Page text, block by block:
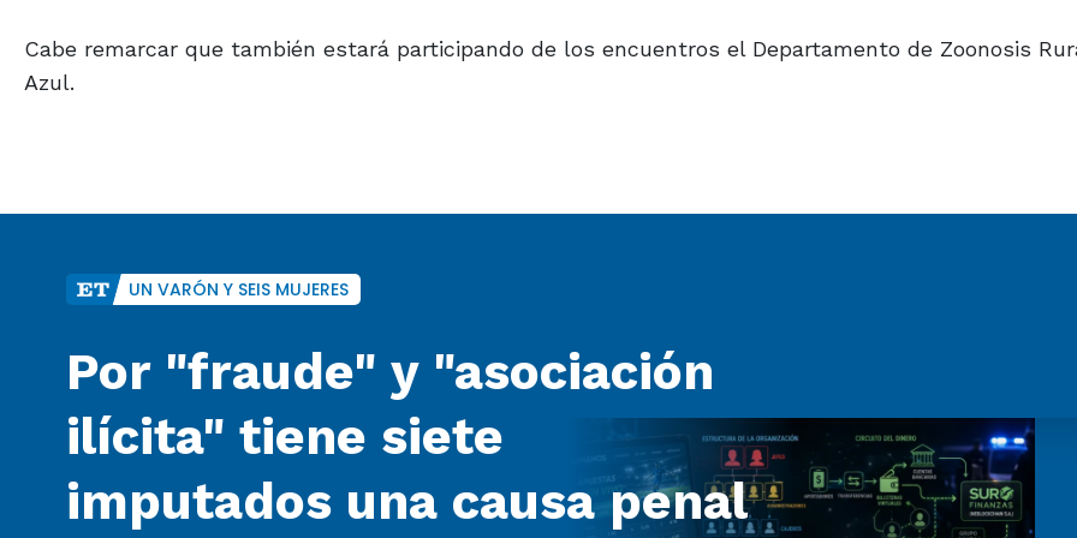
Cabe remarcar que también estará participando de los encuentros el Departamento de Zoonosis
Azul.
UN VARÓN Y SEIS MUJERES
Por "fraude" y "asociación
ilícita" tiene siete
imputados una causa penal